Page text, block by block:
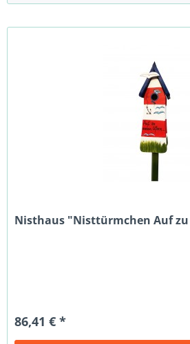
Nisthaus "Nisttürmchen Auf
86,41 € *